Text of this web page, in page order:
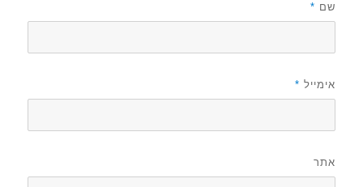
שם *
אימייל *
אתר